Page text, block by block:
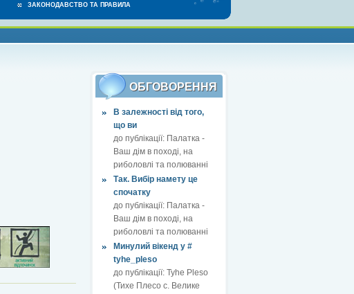
ЗАКОНОДАВСТВО ТА ПРАВИЛА
ОБГОВОРЕННЯ
В залежності від того,
що ви
до публікації: Палатка -
Ваш дім в поході, на
риболовлі та полюванні
Так. Вибір намету це
спочатку
до публікації: Палатка -
Ваш дім в поході, на
риболовлі та полюванні
Минулий вікенд у #
tyhe_pleso
до публікації: Tyhe Pleso
(Тихе Плесо с. Велике